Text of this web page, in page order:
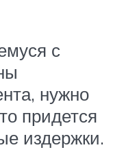
с
нужно
придется
издержки.